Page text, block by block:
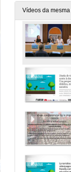
Vídeos da mesma